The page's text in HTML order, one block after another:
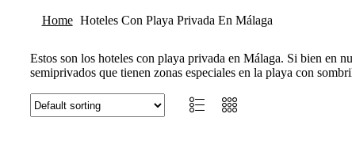
Home Hoteles Con Playa Privada En Málaga
Estos son los hoteles con playa privada en Málaga. Si bien en
semiprivados que tienen zonas especiales en la playa con